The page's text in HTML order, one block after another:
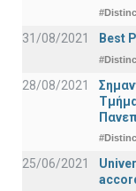
31/08/2021 Best
28/08/2021
25/06/2021